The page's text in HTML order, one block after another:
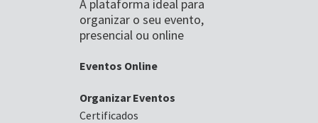
A plataforma ideal para
organizar o seu evento,
presencial ou online
Eventos Online
Organizar Eventos
Certificados